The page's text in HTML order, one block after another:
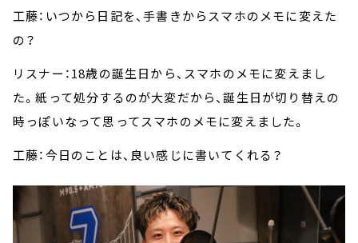
工藤：いつから日記を、手書きからスマホのメモに変えた
の？
リスナー：18歳の誕生日から、スマホのメモに変えまし
た。紙って処分するのが大変だから、誕生日が切り替えの
時っぽいなって思ってスマホのメモに変えました。
工藤：今日のことは、良い感じに書いてくれる？